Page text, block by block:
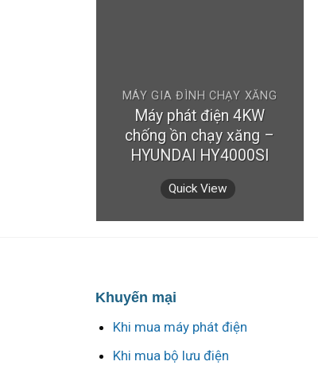
MÁY GIA ĐÌNH CHẠY XĂNG
Máy phát điện 4KW
chống ồn chạy xăng –
HYUNDAI HY4000SI
Quick View
Khuyến mại
Khi mua máy phát điện
Khi mua bộ lưu điện